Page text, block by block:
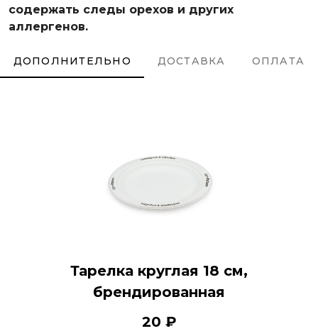
содержать следы орехов и других
аллергенов.
ДОПОЛНИТЕЛЬНО ДОСТАВКА ОПЛАТА
Тарелка круглая 18 см,
брендированная
20 ₽